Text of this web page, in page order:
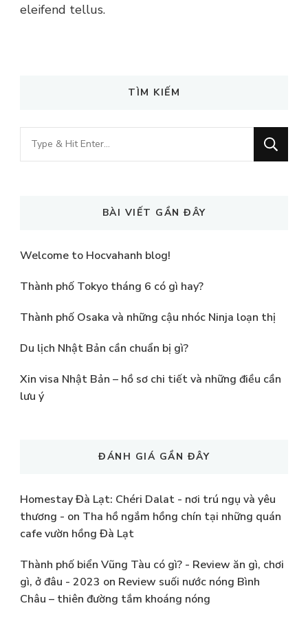
eleifend tellus.
TÌM KIẾM
Looking
for
BÀI VIẾT GẦN ĐÂY
Welcome to Hocvahanh blog!
Thành phố Tokyo tháng 6 có gì hay?
Thành phố Osaka và những cậu nhóc Ninja loạn thị
Du lịch Nhật Bản cần chuẩn bị gì?
Xin visa Nhật Bản – hồ sơ chi tiết và những điều cần
lưu ý
ĐÁNH GIÁ GẦN ĐÂY
Homestay Đà Lạt: Chéri Dalat - nơi trú ngụ và yêu
thương - on Tha hồ ngắm hồng chín tại những quán
cafe vườn hồng Đà Lạt
Thành phố biển Vũng Tàu có gì? - Review ăn gì, chơi
gì, ở đâu - 2023 on Review suối nước nóng Bình
Châu – thiên đường tắm khoáng nóng